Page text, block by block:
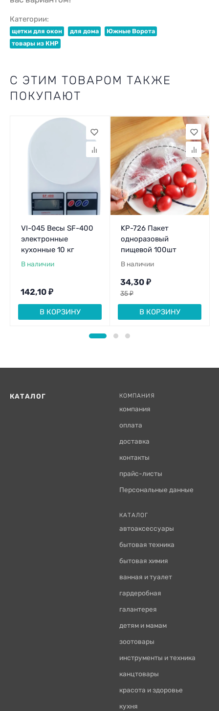
Категории:
щетки для окон для дома
Южные Ворота
товары из КНР
С ЭТИМ ТОВАРОМ ТАКЖЕ
ПОКУПАЮТ
VI-045 Весы SF-400
электронные
кухонные 10 кг
В наличии
142,10 ₽
В КОРЗИНУ
KP-726 Пакет
одноразовый
пищевой 100шт
В наличии
34,30 ₽
35₽
В КОРЗИНУ
КАТАЛОГ КОМПАНИЯ
компания
оплата
доставка
контакты
прайс-листы
Персональные данные
КАТАЛОГ
автоаксессуары
бытовая техника
бытовая химия
ванная и туалет
гардеробная
галантерея
детям и мамам
зоотовары
инструменты и техника
канцтовары
красота и здоровье
кухня